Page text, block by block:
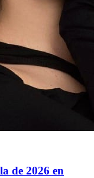
de 2026 en